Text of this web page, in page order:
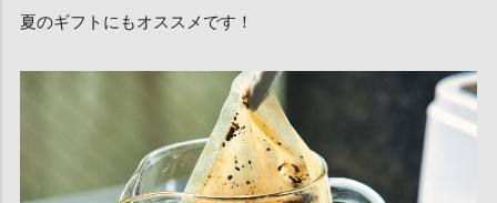
夏のギフトにもオススメです！